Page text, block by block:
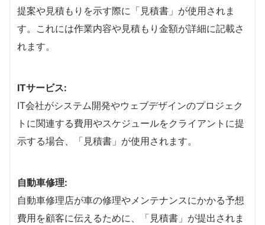
提案や見積もりを示す際に「見積書」が使用されま
す。これには作業内容や見積もり金額が詳細に記載さ
れます。
ITサービス:
IT会社がシステム開発やウェブデザインのプロジェク
トに関連する費用やスケジュールをクライアントに提
示する場合、「見積書」が使用されます。
自動車修理:
自動車修理店が車の修理やメンテナンスにかかる予想
費用を顧客に伝えるために、「見積書」が提出されま